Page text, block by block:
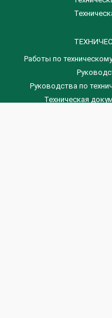
Работы по
Руководства по
Техническая